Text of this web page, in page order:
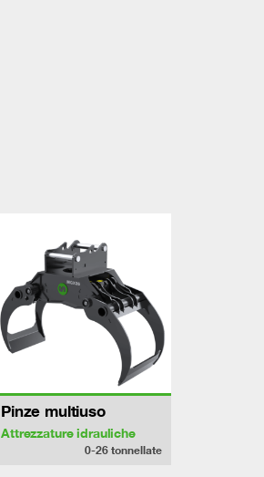
Pinze multiuso
Attrezzature idrauliche
0-26 tonnellate